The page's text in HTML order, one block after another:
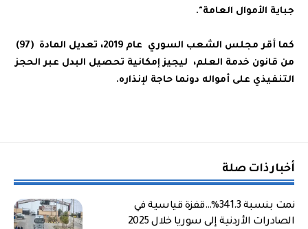
جباية الأموال العامة".
كما أقر مجلس الشعب السوري عام 2019، تعديل المادة (97)
من قانون خدمة العلم، ليجيز إمكانية تحصيل البدل عبر الحجز
التنفيذي على أمواله دونما حاجة لإنذاره.
أخبار ذات صلة
نمت بنسبة 341.3%…قفزة قياسية في
الصادرات الأردنية إلى سوريا خلال 2025